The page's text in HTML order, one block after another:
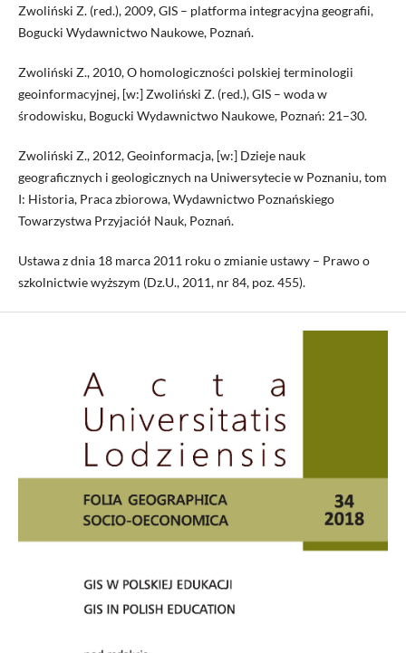
Zwoliński Z. (red.), 2009, GIS – platforma integracyjna geografii,
Bogucki Wydawnictwo Naukowe, Poznań.
Zwoliński Z., 2010, O homologiczności polskiej terminologii
geoinformacyjnej, [w:] Zwoliński Z. (red.), GIS – woda w
środowisku, Bogucki Wydawnictwo Naukowe, Poznań: 21–30.
Zwoliński Z., 2012, Geoinformacja, [w:] Dzieje nauk
geograficznych i geologicznych na Uniwersytecie w Poznaniu, tom
I: Historia, Praca zbiorowa, Wydawnictwo Poznańskiego
Towarzystwa Przyjaciół Nauk, Poznań.
Ustawa z dnia 18 marca 2011 roku o zmianie ustawy – Prawo o
szkolnictwie wyższym (Dz.U., 2011, nr 84, poz. 455).